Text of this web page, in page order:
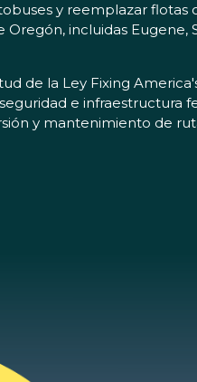
y reemplazar flotas
incluidas
de la Ley Fixing
e infraestructura
y mantenimiento de